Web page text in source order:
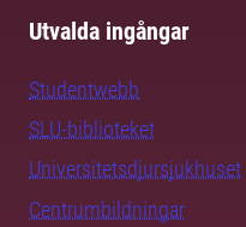
Utvalda ingångar
Studentwebb
SLU-biblioteket
Universitetsdjursjukhuset
Centrumbildningar